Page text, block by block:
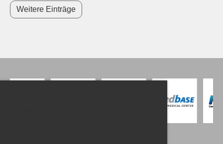
Weitere Einträge